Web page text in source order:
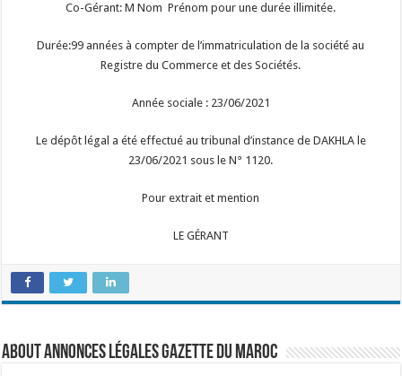
Co-Gérant: M Nom Prénom pour une durée illimitée.
Durée:99 années à compter de l’immatriculation de la société au
Registre du Commerce et des Sociétés.
Année sociale : 23/06/2021
Le dépôt légal a été effectué au tribunal d’instance de DAKHLA le
23/06/2021 sous le N° 1120.
Pour extrait et mention
LE GÉRANT
About Annonces légales Gazette du Maroc